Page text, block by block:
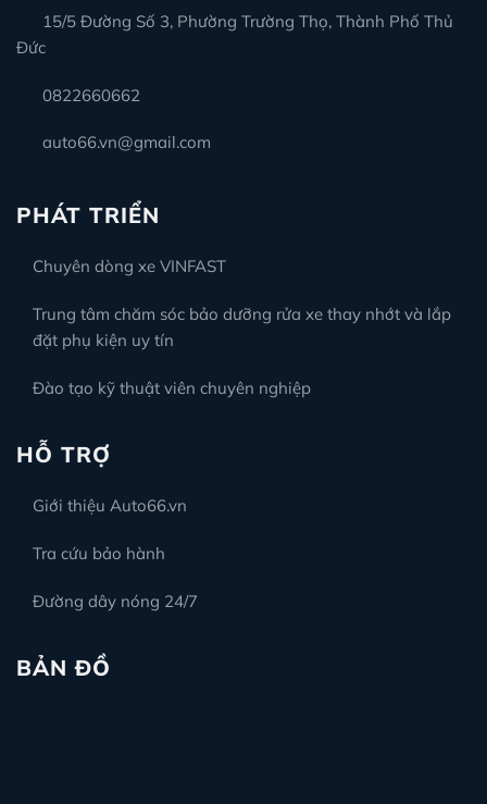
15/5 Đường Số 3, Phường Trường Thọ, Thành Phố Thủ
Đức
0822660662
auto66.vn@gmail.com
PHÁT TRIỂN
Chuyên dòng xe VINFAST
Trung tâm chăm sóc bảo dưỡng rửa xe thay nhớt và lắp
đặt phụ kiện uy tín
Đào tạo kỹ thuật viên chuyên nghiệp
HỖ TRỢ
Giới thiệu Auto66.vn
Tra cứu bảo hành
Đường dây nóng 24/7
BẢN ĐỒ